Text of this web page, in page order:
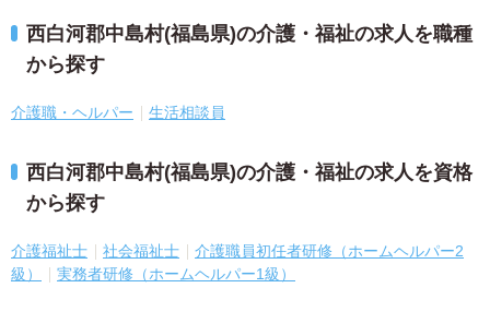
西白河郡中島村(福島県)の介護・福祉の求人を職種
から探す
介護職・ヘルパー 生活相談員
西白河郡中島村(福島県)の介護・福祉の求人を資格
から探す
介護福祉士 社会福祉士
介護職員初任者研修（ホームヘルパー2
級）
実務者研修（ホームヘルパー1級）